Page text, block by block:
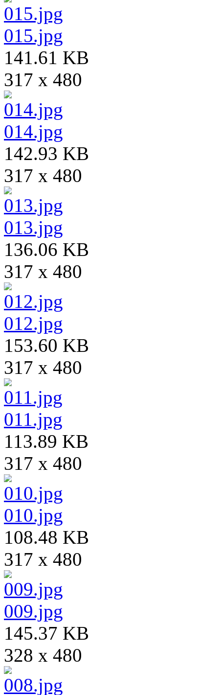
015.jpg
141.61 KB
317 x 480
014.jpg
142.93 KB
317 x 480
013.jpg
136.06 KB
317 x 480
012.jpg
153.60 KB
317 x 480
011.jpg
113.89 KB
317 x 480
010.jpg
108.48 KB
317 x 480
009.jpg
145.37 KB
328 x 480